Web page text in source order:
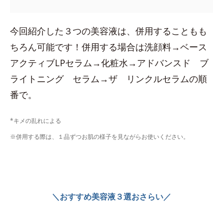
今回紹介した３つの美容液は、併用することもも
ちろん可能です！併用する場合は洗顔料→ベース
アクティブLPセラム→化粧水→アドバンスド ブ
ライトニング セラム→ザ リンクルセラムの順
番で。
*キメの乱れによる
※併用する際は、１品ずつお肌の様子を見ながらお使いください。
＼おすすめ美容液３選おさらい／